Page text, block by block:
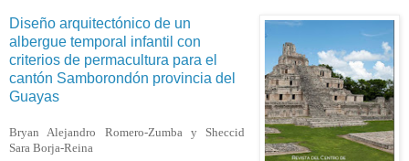
Diseño arquitectónico de un
albergue temporal infantil con
criterios de permacultura para el
cantón Samborondón provincia del
Guayas
Bryan Alejandro Romero-Zumba y Sheccid
Sara Borja-Reina